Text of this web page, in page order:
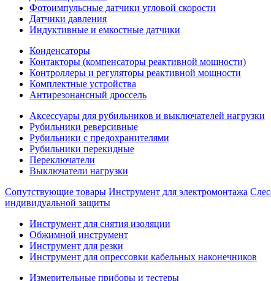
Фотоимпульсные датчики угловой скорости
Датчики давления
Индуктивные и емкостные датчики
Конденсаторы
Контакторы (компенсаторы реактивной мощности)
Контроллеры и регуляторы реактивной мощности
Комплектные устройства
Антирезонансный дроссель
Аксессуары для рубильников и выключателей нагрузки
Рубильники реверсивные
Рубильники с предохранителями
Рубильники перекидные
Переключатели
Выключатели нагрузки
Сопутствующие товары Инструмент для электромонтажа
индивидуальной защиты
Инструмент для снятия изоляции
Обжимной инструмент
Инструмент для резки
Инструмент для опрессовки кабельных наконечников
Измерительные приборы и тестеры